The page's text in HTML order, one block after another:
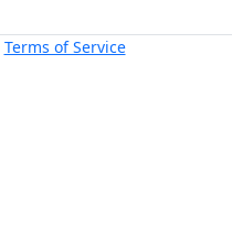
Terms of Service